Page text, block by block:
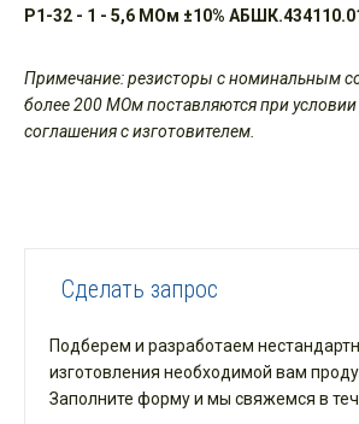
Р1-32 - 1 - 5,6 МОм ±10%
Примечание: резисторы с номинальным
более 200 МОм поставляются при
соглашения с изготовителем.
Сделать запрос
Подберем и разработаем
изготовления необходимой вам
Заполните форму и мы свяжемся в